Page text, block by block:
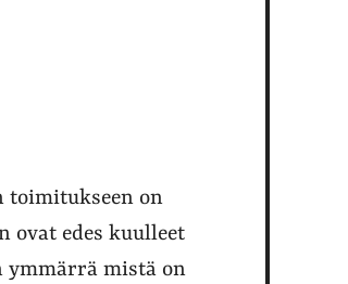
toimitukseen on
ovat edes kuulleet
ymmärrä mistä on